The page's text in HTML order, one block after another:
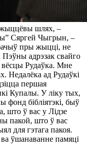
шлях, –
Сяргей Чыгрын, –
пры жыцці, не
Пэўны адрэзак свайго
Рудаўка. Мне
Недалёка ад Рудаўкі
першая
Купалы. У ліку тых,
фонд бібліятэкі, быў
што ў вас у Лідзе
пакой, што ў вас
для гэтага пакоя.
ўшанаванне памяці